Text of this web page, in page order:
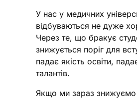
У нас у медичних
відбуваються не дуже
Через те, що бракує
знижується поріг для
падає якість освіти,
талантів.
Якщо ми зараз